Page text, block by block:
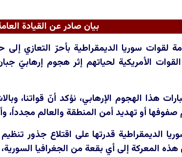
بيان صادر عن القيادة
لقوات سوريا الديمقراطية بأحرّ التعازي
الأمريكية لحياتهم إثر هجوم إرهابيّ
هذا الهجوم الإرهابي، نؤكد أنّ قواتنا،
صفوفها أو تهديد أمن المنطقة والعالم
الديمقراطية قدرتها على اقتلاع جذور
هذه المعركة إلى أي بقعة من الجغرافيا